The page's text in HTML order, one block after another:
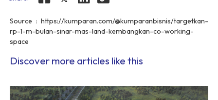
Source : https://kumparan.com/@kumparanbisnis/targetkan-
rp-1-m-bulan-sinar-mas-land-kembangkan-co-working-
space
Discover more articles like this